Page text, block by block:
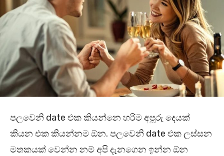
පලවෙනි date එක කියන්නෙ හරිම අපූරු දෙයක්
කියන එක කියන්නම ඕන. පලවෙනි date එක ලස්සන
මතකයක් වෙන්න නම් අපි දැනගෙන ඉන්න ඕන